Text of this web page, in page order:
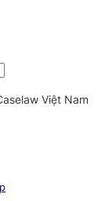
Việt Nam